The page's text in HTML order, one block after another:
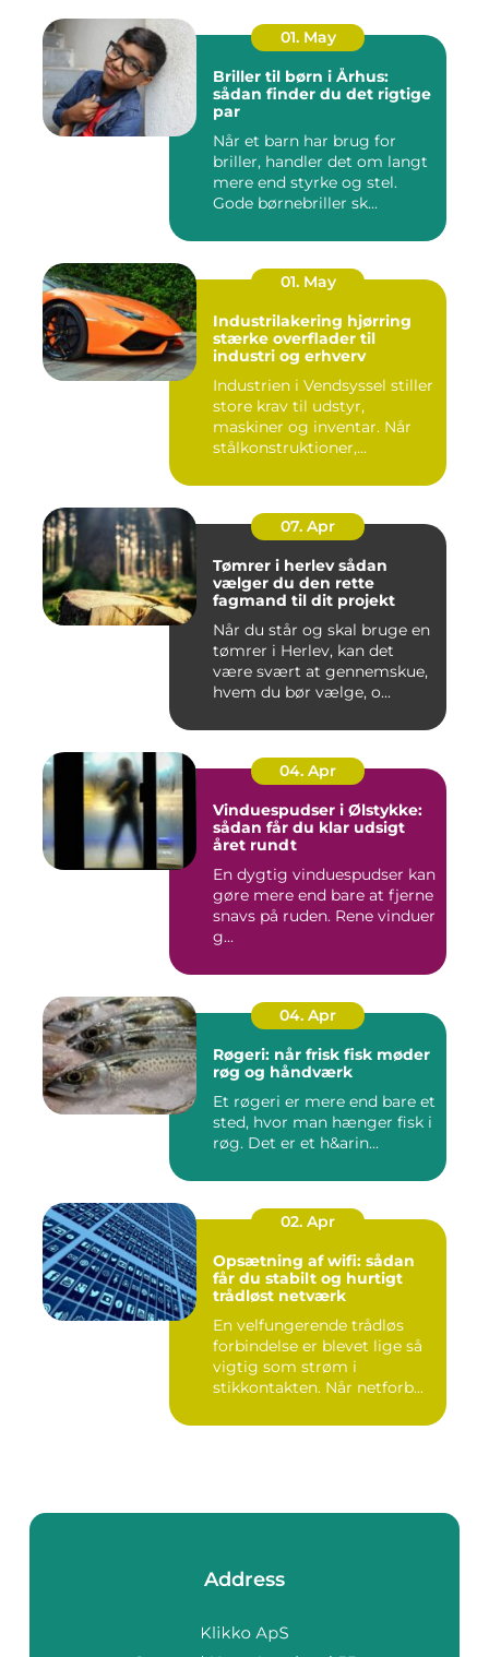
01. May
Briller til børn i Århus:
sådan finder du det rigtige
par
Når et barn har brug for
briller, handler det om langt
mere end styrke og stel.
Gode børnebriller sk...
01. May
Industrilakering hjørring
stærke overflader til
industri og erhverv
Industrien i Vendsyssel stiller
store krav til udstyr,
maskiner og inventar. Når
stålkonstruktioner,...
07. Apr
Tømrer i herlev sådan
vælger du den rette
fagmand til dit projekt
Når du står og skal bruge en
tømrer i Herlev, kan det
være svært at gennemskue,
hvem du bør vælge, o...
04. Apr
Vinduespudser i Ølstykke:
sådan får du klar udsigt
året rundt
En dygtig vinduespudser kan
gøre mere end bare at fjerne
snavs på ruden. Rene vinduer
g...
04. Apr
Røgeri: når frisk fisk møder
røg og håndværk
Et røgeri er mere end bare et
sted, hvor man hænger fisk i
røg. Det er et h&arin...
02. Apr
Opsætning af wifi: sådan
får du stabilt og hurtigt
trådløst netværk
En velfungerende trådløs
forbindelse er blevet lige så
vigtig som strøm i
stikkontakten. Når netforb...
Address